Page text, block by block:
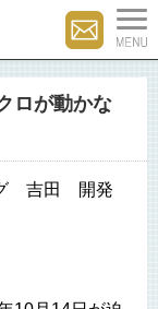
ロが動かな
グ 吉田 開発